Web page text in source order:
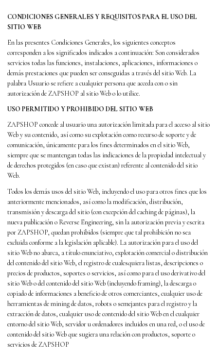
CONDICIONES GENERALES Y REQUISITOS PARA EL USO DEL
SITIO WEB
En las presentes Condiciones Generales, los siguientes conceptos
corresponden a los significados indicados a continuación: Son considerados
servicios todas las funciones, instalaciones, aplicaciones, informaciones o
demás prestaciones que pueden ser conseguidas a través del sitio Web. La
palabra Usuario se refiere a cualquier persona que acceda con o sin
autorización de ZAPSHOP al sitio Web o lo utilice.
USO PERMITIDO Y PROHIBIDO DEL SITIO WEB
ZAPSHOP concede al usuario una autorización limitada para el acceso al sitio
Web y su contenido, así como su explotación como recurso de soporte y de
comunicación, únicamente para los fines determinados en el sitio Web,
siempre que se mantengan todas las indicaciones de la propiedad intelectual y
de derechos protegidos (en caso que existan) referente al contenido del sitio
Web.
Todos los demás usos del sitio Web, incluyendo el uso para otros fines que los
anteriormente mencionados, así como la modificación, distribución,
transmisión y descarga del sitio (con excepción del caching de páginas), la
nueva publicación o Reverse Engineering, sin la autorización previa y escrita
por ZAPSHOP, quedan prohibidos (siempre que tal prohibición no sea
excluida conforme a la legislación aplicable). La autorización para el uso del
sitio Web no abarca, a título enunciativo, explotación comercial o distribución
del contenido del sitio Web, el registro de cualesquiera listas, descripciones o
precios de productos, soportes o servicios, así como para el uso derivativo del
sitio Web o del contenido del sitio Web (incluyendo framing), la descarga o
copiado de informaciones a beneficio de otros comerciantes, cualquier uso de
herramientas de mining de datos, robots o semejantes para el registro y la
extracción de datos, cualquier uso de contenido del sitio Web en el cualquier
entorno del sitio Web, servidor u ordenadores incluidos en una red, o el uso de
contenido del sitio Web que sugiera una relación con productos, soporte o
servicios de ZAPSHOP